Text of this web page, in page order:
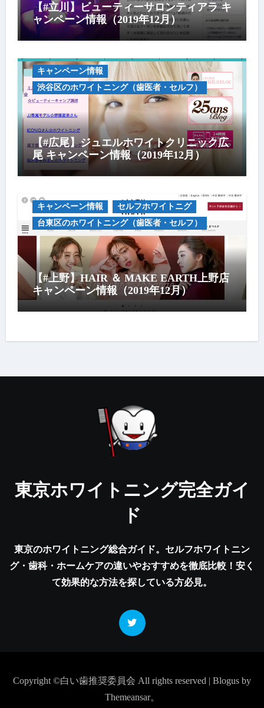
【#立川】ビューティーサロンティアラ キ
ャンペーン情報（2019年12月）
キャンペーン情報
渋谷区のホワイトニング（歯医者・セルフ）
【#広尾】ジュエルホワイトクリニック広
尾 キャンペーン情報（2019年12月）
キャンペーン情報
セルフホワイトニグ
台東区のホワイトニング（歯医者・セルフ）
【#上野】HAIR ＆ MAKE EARTH上野店
キャンペーン情報（2019年12月）
東京ホワイトニング完全ガイ
ド
東京のホワイトニング総合ガイド。セルフホワイトニン
グ・歯科・ホームケアの違いやおすすめを徹底比較！安く
て効果的な方法を探している方必見。
Copyright ©白い歯推奨委員会 All rights reserved | Blogus by
Themeansar。